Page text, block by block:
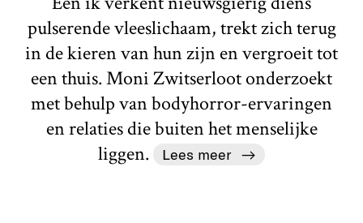
pulserende vleeslichaam, trekt zich terug
in de kieren van hun zijn en vergroeit tot
een thuis. Moni Zwitserloot onderzoekt
met behulp van bodyhorror-ervaringen
en relaties die buiten het menselijke
liggen.
Lees meer